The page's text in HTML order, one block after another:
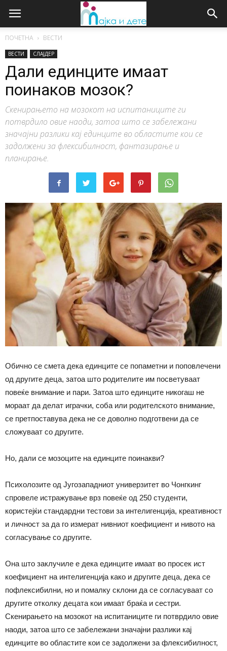
ПОЧЕТНА ВЕСТИ
ВЕСТИ СЛАЈДЕР
Дали единците имаат
поинаков мозок?
Скенирањето на мозокот на испитаниците ги
потврдило овие наоди, затоа што се забележани
значајни разлики кај единците во областите кои се
задолжени за флексибилност, фантазирање и
планирање.
Обично се смета дека единците се попаметни и поповлечени
од другите деца, затоа што родителите им посветуваат
повеќе внимание и пари. Затоа што единците никогаш не
мораат да делат играчки, соба или родителското внимание,
се претпоставува дека не се доволно подготвени да се
сложуваат со другите.
Но, дали се мозоците на единците поинакви?
Психолозите од Југозападниот универзитет во Чонгкинг
спровеле истражување врз повеќе од 250 студенти,
користејќи стандардни тестови за интелигенција, креативност
и личност за да го измерат нивниот коефициент и нивото на
согласување со другите.
Она што заклучиле е дека единците имаат во просек ист
коефициент на интелигенција како и другите деца, дека се
пофлексибилни, но и помалку склони да се согласуваат со
другите отколку децата кои имаат браќа и сестри.
Скенирањето на мозокот на испитаниците ги потврдило овие
наоди, затоа што се забележани значајни разлики кај
единците во областите кои се задолжени за флексибилност,